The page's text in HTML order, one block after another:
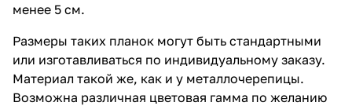
менее 5 см.
Размеры таких планок могут быть стандартными
или изготавливаться по индивидуальному заказу.
Материал такой же, как и у металлочерепицы.
Возможна различная цветовая гамма по желанию